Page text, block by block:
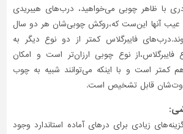
با ظاهر چوبی می‌خواهید، درب‌های هیبریدی
عیب آنها این‌ست که،روکش چوبی‌شان هر دو سال
فایبرگلاس کمتر از دو نوع دیگر به
فایبرگلاس،از نوع چوبی ارزان‌تر است و امکان
کمتر است و با اینکه می‌توانند شبیه به چوب
قابل تشخیص است.
زیادی برای در‌های آماده استاندارد وجود